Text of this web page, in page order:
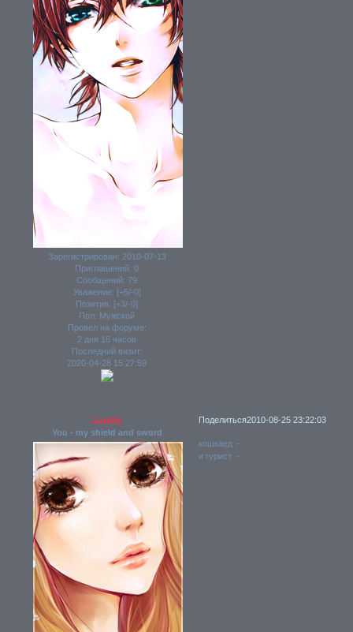
Зарегистрирован: 2010-07-13
Приглашений: 0
Сообщений: 79
Уважение: [+5/-0]
Позитив: [+3/-0]
Пол: Мужской
Провел на форуме:
2 дня 16 часов
Последний визит:
2020-04-28 15:27:59
Поделиться2010-08-25 23:22:03
Landia
You - my shield and sword
кошкаед .-.
и гурист .-.